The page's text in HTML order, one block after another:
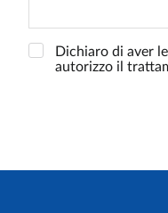
Dichiaro di aver
autorizzo il